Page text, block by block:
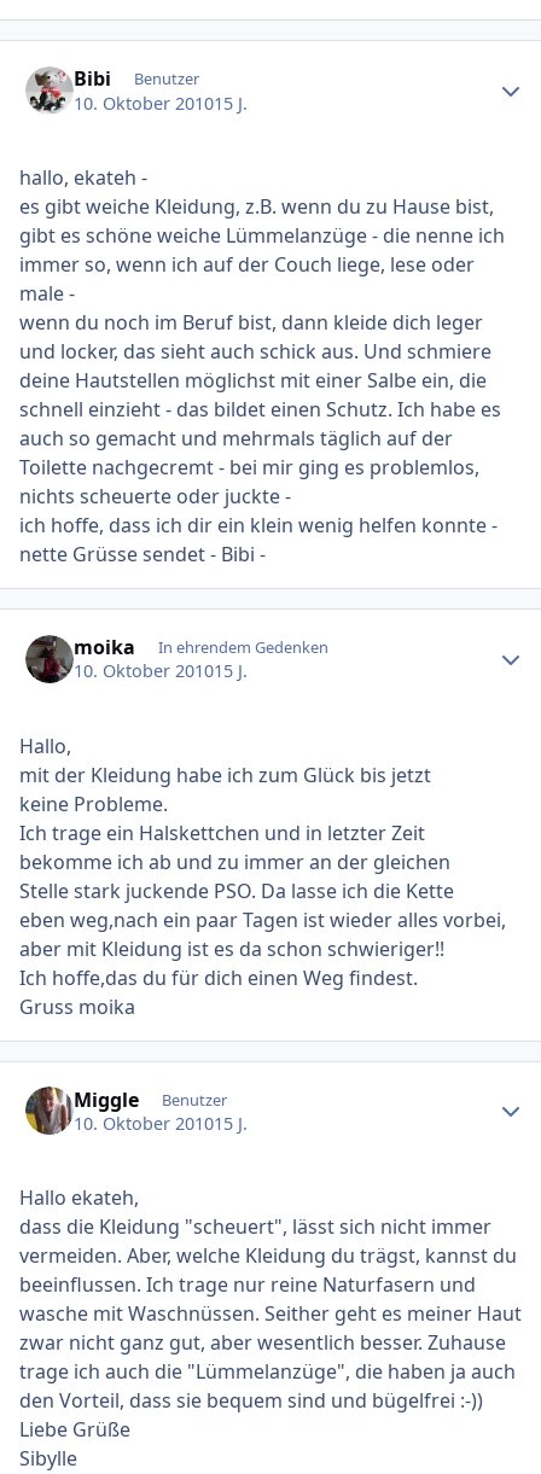
Bibi Benutzer
10. Oktober 201015 J.
hallo, ekateh -
es gibt weiche Kleidung, z.B. wenn du zu Hause bist,
gibt es schöne weiche Lümmelanzüge - die nenne ich
immer so, wenn ich auf der Couch liege, lese oder
male -
wenn du noch im Beruf bist, dann kleide dich leger
und locker, das sieht auch schick aus. Und schmiere
deine Hautstellen möglichst mit einer Salbe ein, die
schnell einzieht - das bildet einen Schutz. Ich habe es
auch so gemacht und mehrmals täglich auf der
Toilette nachgecremt - bei mir ging es problemlos,
nichts scheuerte oder juckte -
ich hoffe, dass ich dir ein klein wenig helfen konnte -
nette Grüsse sendet - Bibi -
moika In ehrendem Gedenken
10. Oktober 201015 J.
Hallo,
mit der Kleidung habe ich zum Glück bis jetzt
keine Probleme.
Ich trage ein Halskettchen und in letzter Zeit
bekomme ich ab und zu immer an der gleichen
Stelle stark juckende PSO. Da lasse ich die Kette
eben weg,nach ein paar Tagen ist wieder alles vorbei,
aber mit Kleidung ist es da schon schwieriger!!
Ich hoffe,das du für dich einen Weg findest.
Gruss moika
Miggle Benutzer
10. Oktober 201015 J.
Hallo ekateh,
dass die Kleidung "scheuert", lässt sich nicht immer
vermeiden. Aber, welche Kleidung du trägst, kannst du
beeinflussen. Ich trage nur reine Naturfasern und
wasche mit Waschnüssen. Seither geht es meiner Haut
zwar nicht ganz gut, aber wesentlich besser. Zuhause
trage ich auch die "Lümmelanzüge", die haben ja auch
den Vorteil, dass sie bequem sind und bügelfrei :-))
Liebe Grüße
Sibylle